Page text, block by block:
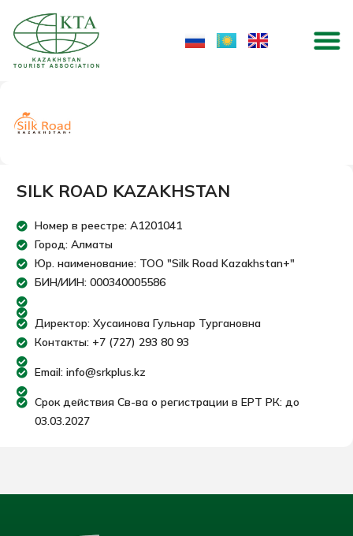
содержимому
SILK ROAD KAZAKHSTAN
Номер в реестре: A1201041
Город: Алматы
Юр. наименование: ТОО "Silk Road Kazakhstan+"
БИН/ИИН: 000340005586
Директор: Хусаинова Гульнар Тургановна
Контакты: +7 (727) 293 80 93
Email: info@srkplus.kz
Срок действия Св-ва о регистрации в ЕРТ РК: до
03.03.2027